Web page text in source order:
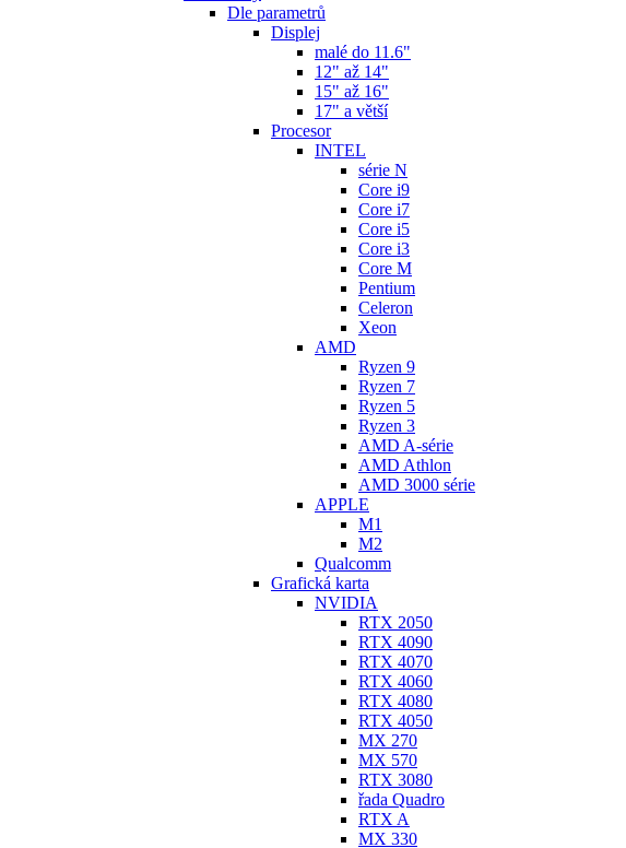
Dle parametrů
Displej
malé do 11.6"
12" až 14"
15" až 16"
17" a větší
Procesor
INTEL
série N
Core i9
Core i7
Core i5
Core i3
Core M
Pentium
Celeron
Xeon
AMD
Ryzen 9
Ryzen 7
Ryzen 5
Ryzen 3
AMD A-série
AMD Athlon
AMD 3000 série
APPLE
M1
M2
Qualcomm
Grafická karta
NVIDIA
RTX 2050
RTX 4090
RTX 4070
RTX 4060
RTX 4080
RTX 4050
MX 270
MX 570
RTX 3080
řada Quadro
RTX A
MX 330